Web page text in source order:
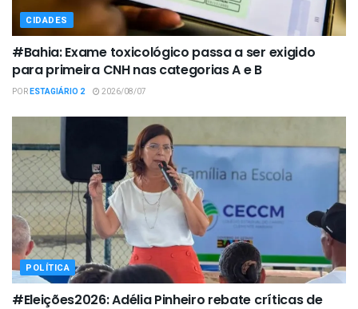
CIDADES
#Bahia: Exame toxicológico passa a ser exigido
para primeira CNH nas categorias A e B
PORESTAGIÁRIO 2 2026/08/07
POLÍTICA
#Eleições2026: Adélia Pinheiro rebate críticas de